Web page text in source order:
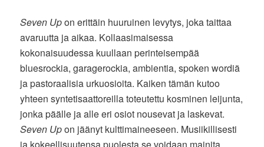
Seven Upon erittäin huuruinen levytys, joka taittaa
avaruutta ja aikaa. Kollaasimaisessa
kokonaisuudessa kuullaan perinteisempää
bluesrockia, garagerockia, ambientia, spoken wordiä
ja pastoraalisia urkuosioita. Kaiken tämän kutoo
yhteen syntetisaattoreilla toteutettu kosminen leijunta,
jonka päälle ja alle eri osiot nousevat ja laskevat.
Seven Upon jäänyt kulttimaineeseen. Musiikillisesti
ja kokeellisuutensa puolesta se voidaan mainita